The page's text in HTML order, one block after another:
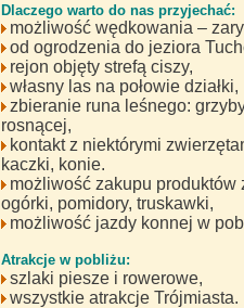
Dlaczego warto do nas przyjechać:
możliwość wędkowania –
od ogrodzenia do jeziora
rejon objęty strefą ciszy,
własny las na połowie działki,
zbieranie runa leśnego:
rosnącej,
kontakt z niektórymi
kaczki, konie.
możliwość zakupu produktów
ogórki, pomidory, truskawki,
możliwość jazdy konnej w
Atrakcje w pobliżu:
szlaki piesze i rowerowe,
wszystkie atrakcje Trójmiasta.